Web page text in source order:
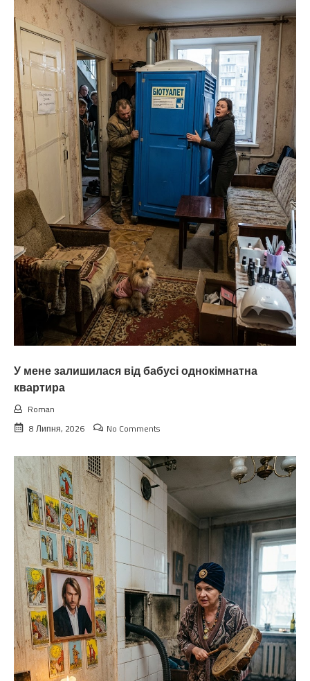
У мене залишилася від бабусі однокімнатна
квартира
Roman
8 Липня, 2026
No Comments